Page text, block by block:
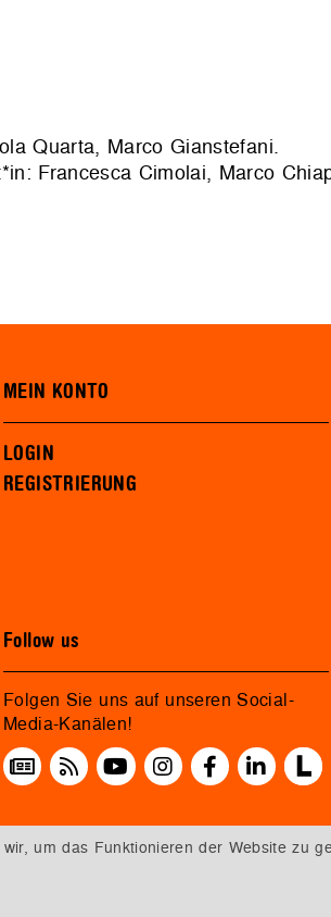
Quarta, Marco Gianstefani.
Francesca Cimolai, Marco
MEIN KONTO
LOGIN
REGISTRIERUNG
Follow us
Folgen Sie uns auf unseren Social-
Media-Kanälen!
um das Funktionieren der Website zu